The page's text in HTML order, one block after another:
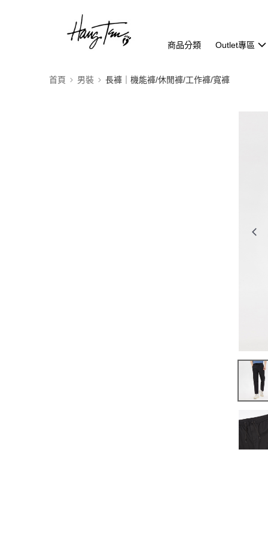
商品分類 Outlet專區
首頁 男裝 長褲｜機能褲/休閒褲/工作褲/寬褲